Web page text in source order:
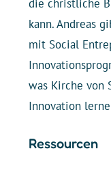
die christliche
kann. Andreas
mit Social
was Kirche von
Innovation
Ressourcen